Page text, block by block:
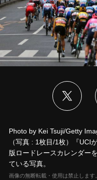
Photo by Kei Tsuji/Getty
（写真 : 1枚目/1枚）『UCI
版ロードレースカレンダー
ている写真。
画像の無断転載・使用は禁止しま